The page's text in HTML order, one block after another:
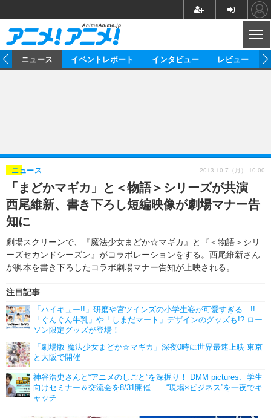
ゲーム グッズ
イベント 海外
海外イベント ビジネス
俳優・タレント アーティスト
ビジネス
アニメ 実写
書評 イベント
ゲーム 座談会
動画
アニメ！アニメ！TV ABEMA Cafe
ニュース イベントレポート インタビュー レビュー
「まどかマギカ」と＜物語＞シリーズが共演
西尾維新、書き下ろし短編映像が劇場マナー告
知に
劇場スクリーンで、『魔法少女まどか☆マギカ』と『＜物語＞シリ
ーズセカンドシーズン』がコラボレーションをする。西尾維新さん
が脚本を書き下ろしたコラボ劇場マナー告知が上映される。
ニュース
注目記事
「ハイキュー!!」研磨や宮ツインズの小学生姿が可愛すぎる…!!
「ぐんぐん牛乳」や「しまだマート」デザインのグッズも!? ロー
ソン限定グッズが登場！
「劇場版 魔法少女まどか☆マギカ」深夜0時に世界最速上映 東京
と大阪で開催
神谷浩史さんと“アニメのしごと”を深掘り！ DMM pictures、学生
向けセミナー＆交流会を8/31開催――“現場×ビジネス”を一夜でキ
ャッチ
2013.10.7（月） 10:00